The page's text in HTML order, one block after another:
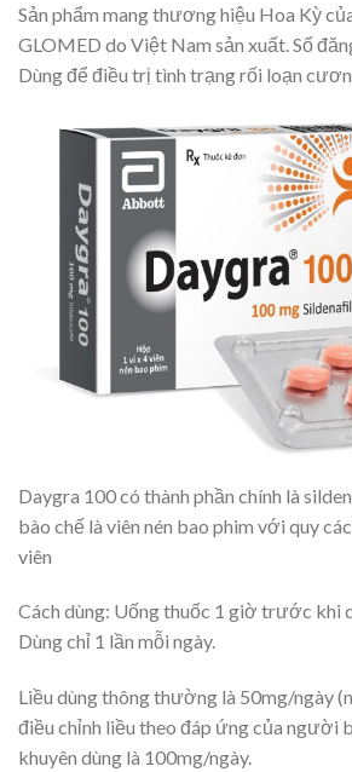
Sản phẩm mang thương hiệu Hoa Kỳ
GLOMED do Việt Nam sản xuất. Số
Dùng để điều trị tình trạng rối loạn
Daygra 100 có thành phần chính là
bào chế là viên nén bao phim với quy
viên
Cách dùng: Uống thuốc 1 giờ trước khi
Dùng chỉ 1 lần mỗi ngày.
Liều dùng thông thường là 50mg/ngày
điều chỉnh liều theo đáp ứng của người
khuyên dùng là 100mg/ngày.